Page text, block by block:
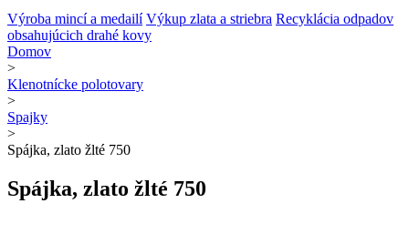
Výroba mincí a medailí Výkup zlata a striebra Recyklácia odpadov
obsahujúcich drahé kovy
Domov
>
Klenotnícke polotovary
>
Spajky
>
Spájka, zlato žlté 750
Spájka, zlato žlté 750